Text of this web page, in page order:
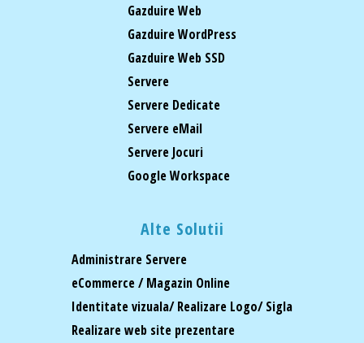
Gazduire Web
Gazduire WordPress
Gazduire Web SSD
Servere
Servere Dedicate
Servere eMail
Servere Jocuri
Google Workspace
Alte Solutii
Administrare Servere
eCommerce / Magazin Online
Identitate vizuala/ Realizare Logo/ Sigla
Realizare web site prezentare